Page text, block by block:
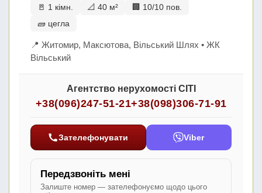
🚪 1 кімн. 📐 40 м²
🏢 10/10 пов.
🧱 цегла
📍 Житомир, Максютова, Вільський Шлях • ЖК
Вільський
Агентство нерухомості СІТІ
+38(096)247-51-21+38(098)306-71-91
Зателефонувати Viber
Передзвоніть мені
Залиште номер — зателефонуємо щодо цього